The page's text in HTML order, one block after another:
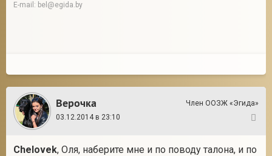
E-mail: bel@egida.by
Верочка
Член ООЗЖ «Эгида»
03.12.2014 в 23:10
Chelovek, Оля, наберите мне и по поводу талона, и по